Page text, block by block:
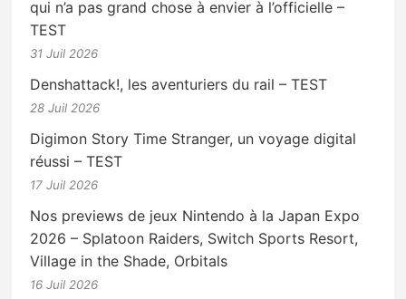
qui n’a pas grand chose à envier à l’officielle –
TEST
31 Juil 2026
Denshattack!, les aventuriers du rail – TEST
28 Juil 2026
Digimon Story Time Stranger, un voyage digital
réussi – TEST
17 Juil 2026
Nos previews de jeux Nintendo à la Japan Expo
2026 – Splatoon Raiders, Switch Sports Resort,
Village in the Shade, Orbitals
16 Juil 2026